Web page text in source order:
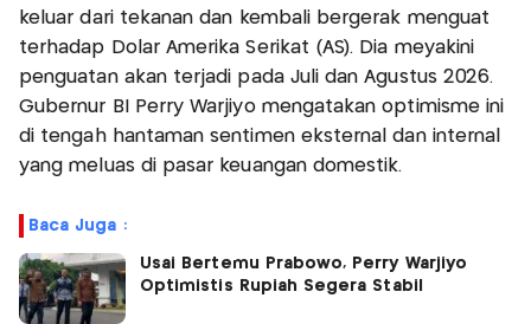
keluar dari tekanan dan kembali bergerak menguat
terhadap Dolar Amerika Serikat (AS). Dia meyakini
penguatan akan terjadi pada Juli dan Agustus 2026.
Gubernur BI Perry Warjiyo mengatakan optimisme ini
di tengah hantaman sentimen eksternal dan internal
yang meluas di pasar keuangan domestik.
Baca Juga :
Usai Bertemu Prabowo, Perry Warjiyo
Optimistis Rupiah Segera Stabil